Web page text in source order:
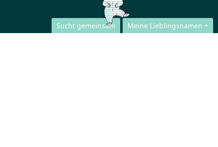
Sucht gemeinsam Meine Lieblingsnamen